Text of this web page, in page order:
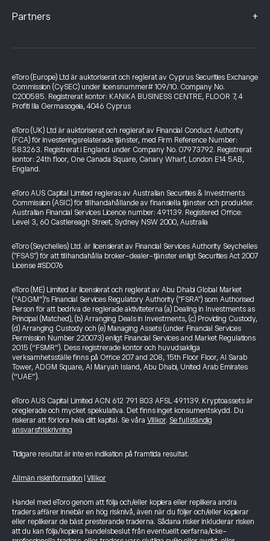
Partners +
eToro (Europe) Ltd är auktoriserat och reglerat av Cyprus Securities Exchange
Commission (CySEC) under licensnummer# 109/10. Company No.
C200585. Registrerat kontor: KANIKA BUSINESS CENTRE, FLOOR 7, 4
Profiti Ilia Germasogeia, 4046 Cyprus
eToro (UK) Ltd är auktoriserat och reglerat av Financial Conduct Authority
(FCA) för investeringsrelaterade tjänster, med Firm Reference Number:
583263. Registrerat i England under Company No. 07973792. Registrerat
kontor: 24th floor, One Canada Square, Canary Wharf, London E14 5AB,
England.
eToro AUS Capital Limited regleras av Australian Securities & Investments
Commission (ASIC) för tillhandahållande av finansiella tjänster och produkter.
Australian Financial Services Licence number: 491139. Registered Office:
Level 3, 60 Castlereagh Street, Sydney NSW 2000, Australia
eToro (Seychelles) Ltd. är licensierat av Financial Services Authority Seychelles
("FSAS") för att tillhandahålla broker-dealer-tjänster enligt Securities Act 2007
License #SD076
eToro (ME) Limited är licensierat och reglerat av Abu Dhabi Global Market
(“ADGM”)’s Financial Services Regulatory Authority ("FSRA") som Authorised
Person för att bedriva de reglerade aktiviteterna (a) Dealing in Investments as
Principal (Matched), (b) Arranging Deals in Investments, (c) Providing Custody,
(d) Arranging Custody och (e) Managing Assets (under Financial Services
Permission Number 220073) enligt Financial Services and Market Regulations
2015 (“FSMR”). Dess registrerade kontor och huvudsakliga
verksamhetsställe finns på Office 207 and 208, 15th Floor Floor, Al Sarab
Tower, ADGM Square, Al Maryah Island, Abu Dhabi, United Arab Emirates
(“UAE”).
eToro AUS Capital Limited ACN 612 791 803 AFSL 491139. Kryptoassets är
oreglerade och mycket spekulativa. Det finns inget konsumentskydd. Du
riskerar att förlora hela ditt kapital. Se våra Villkor. Se fullständig
ansvarsfriskrivning
Tidigare resultat är inte en indikation på framtida resultat.
Allmän riskinformation Villkor
Handel med eToro genom att följa och/eller kopiera eller replikera andra
traders affärer innebär en hög risknivå, även när du följer och/eller kopierar
eller replikerar de bäst presterande traderna. Sådana risker inkluderar risken
att du kan följa/kopiera handelsbeslut från eventuellt oerfarna/icke-